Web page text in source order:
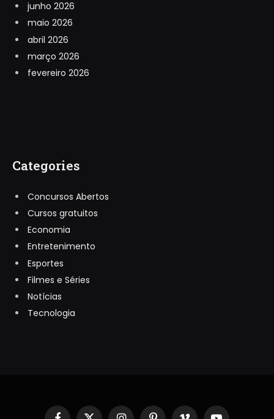
junho 2026
maio 2026
abril 2026
março 2026
fevereiro 2026
Categories
Concursos Abertos
Cursos gratuitos
Economia
Entretenimento
Esportes
Filmes e Séries
Notícias
Tecnologia